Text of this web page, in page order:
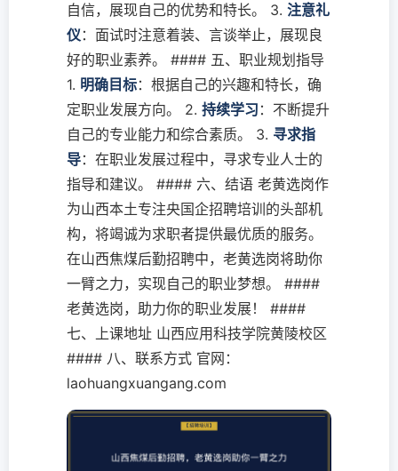
自信，展现自己的优势和特长。 3. 注意礼
仪：面试时注意着装、言谈举止，展现良
好的职业素养。 #### 五、职业规划指导
1. 明确目标：根据自己的兴趣和特长，确
定职业发展方向。 2. 持续学习 ：不断提升
自己的专业能力和综合素质。 3. 寻求指
导：在职业发展过程中，寻求专业人士的
指导和建议。 #### 六、结语 老黄选岗作
为山西本土专注央国企招聘培训的头部机
构，将竭诚为求职者提供最优质的服务。
在山西焦煤后勤招聘中，老黄选岗将助你
一臂之力，实现自己的职业梦想。 ####
老黄选岗，助力你的职业发展！ ####
七、上课地址 山西应用科技学院黄陵校区
#### 八、联系方式 官网：
laohuangxuangang.com